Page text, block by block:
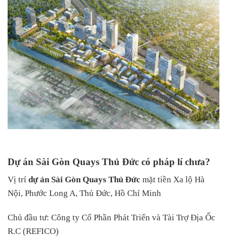
Dự án Sài Gòn Quays Thủ Đức có pháp lí chưa?
Vị trí dự án Sài Gòn Quays Thủ Đức mặt tiền Xa lộ Hà
Nội, Phước Long A, Thủ Đức, Hồ Chí Minh
Chủ đầu tư: Công ty Cổ Phần Phát Triển và Tài Trợ Địa Ốc
R.C (REFICO)